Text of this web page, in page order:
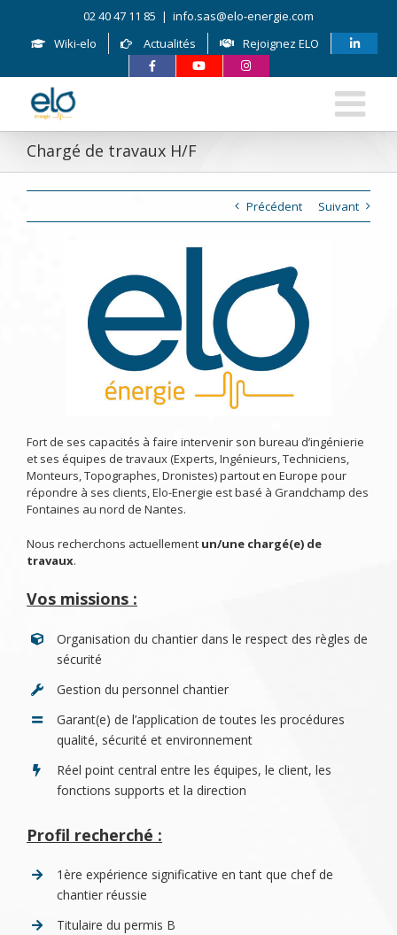
content
02 40 47 11 85 | info.sas@elo-energie.com
Wiki-elo
Actualités Rejoignez ELO
Chargé de travaux H/F
Précédent Suivant
Fort de ses capacités à faire intervenir son bureau d’ingénierie
et ses équipes de travaux (Experts, Ingénieurs, Techniciens,
Monteurs, Topographes, Dronistes) partout en Europe pour
répondre à ses clients, Elo-Energie est basé à Grandchamp des
Fontaines au nord de Nantes.
Nous recherchons actuellement un/une chargé(e) de
travaux.
Vos missions :
Organisation du chantier dans le respect des règles de
sécurité
Gestion du personnel chantier
Garant(e) de l’application de toutes les procédures
qualité, sécurité et environnement
Réel point central entre les équipes, le client, les
fonctions supports et la direction
Profil recherché :
1ère expérience significative en tant que chef de
chantier réussie
Titulaire du permis B